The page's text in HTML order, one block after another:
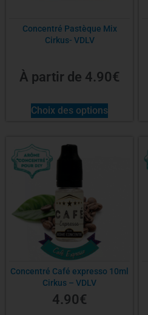
Concentré Pastèque Mix
Cirkus- VDLV
À partir de 4.90€
Choix des options
Concentré Café expresso 10ml
Cirkus – VDLV
4.90€